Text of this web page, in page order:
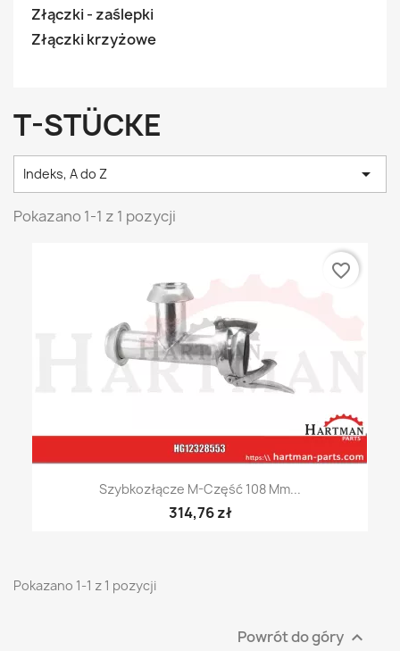
Złączki - zaślepki
Złączki krzyżowe
T-STÜCKE
Indeks, A do Z 
Pokazano 1-1 z 1 pozycji
Szybkozłącze M-Część 108 Mm...
314,76 zł
favorite_border
Pokazano 1-1 z 1 pozycji
Powrót do góry 